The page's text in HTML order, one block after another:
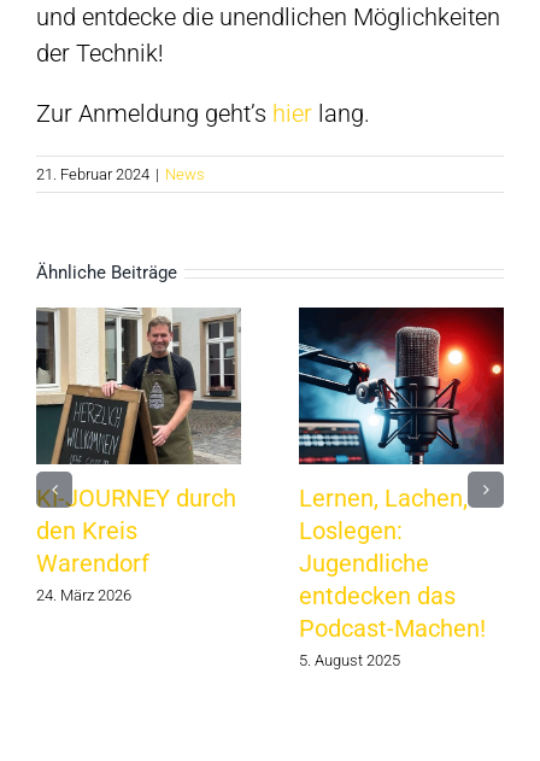
und entdecke die unendlichen Möglichkeiten
der Technik!
Zur Anmeldung geht’s hier lang.
21. Februar 2024 | News
Ähnliche Beiträge
KI-JOURNEY durch
den Kreis
Warendorf
24. März 2026
Lernen, Lachen,
Loslegen:
Jugendliche
entdecken das
Podcast-Machen!
5. August 2025